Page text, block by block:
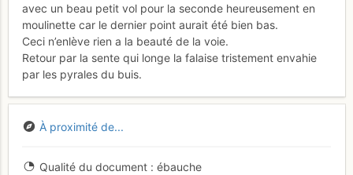
avec un beau petit vol pour la seconde heureusement en
moulinette car le dernier point aurait été bien bas.
Ceci n’enlève rien a la beauté de la voie.
Retour par la sente qui longe la falaise tristement envahie
par les pyrales du buis.
À proximité de...
Qualité du document
ébauche